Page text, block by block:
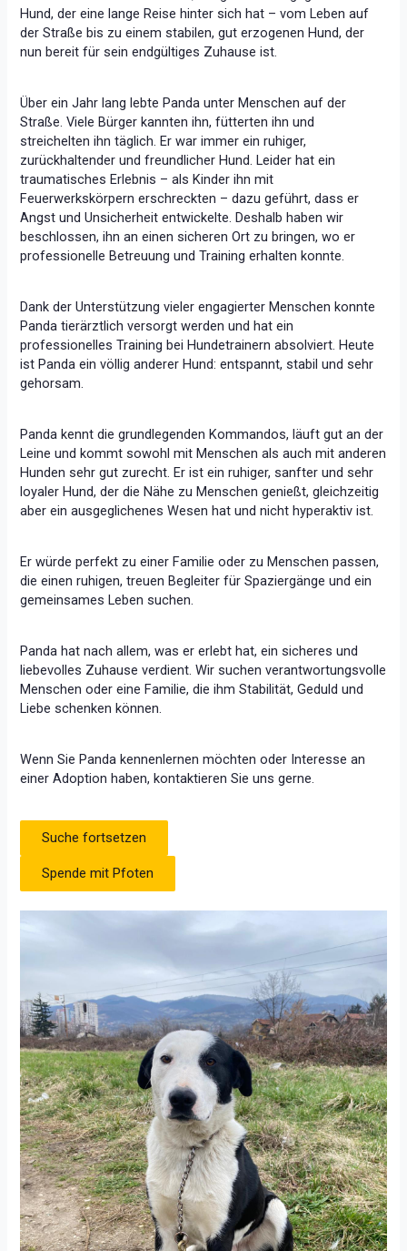
Hund, der eine lange Reise hinter sich hat – vom Leben auf
der Straße bis zu einem stabilen, gut erzogenen Hund, der
nun bereit für sein endgültiges Zuhause ist.
Über ein Jahr lang lebte Panda unter Menschen auf der
Straße. Viele Bürger kannten ihn, fütterten ihn und
streichelten ihn täglich. Er war immer ein ruhiger,
zurückhaltender und freundlicher Hund. Leider hat ein
traumatisches Erlebnis – als Kinder ihn mit
Feuerwerkskörpern erschreckten – dazu geführt, dass er
Angst und Unsicherheit entwickelte. Deshalb haben wir
beschlossen, ihn an einen sicheren Ort zu bringen, wo er
professionelle Betreuung und Training erhalten konnte.
Dank der Unterstützung vieler engagierter Menschen konnte
Panda tierärztlich versorgt werden und hat ein
professionelles Training bei Hundetrainern absolviert. Heute
ist Panda ein völlig anderer Hund: entspannt, stabil und sehr
gehorsam.
Panda kennt die grundlegenden Kommandos, läuft gut an der
Leine und kommt sowohl mit Menschen als auch mit anderen
Hunden sehr gut zurecht. Er ist ein ruhiger, sanfter und sehr
loyaler Hund, der die Nähe zu Menschen genießt, gleichzeitig
aber ein ausgeglichenes Wesen hat und nicht hyperaktiv ist.
Er würde perfekt zu einer Familie oder zu Menschen passen,
die einen ruhigen, treuen Begleiter für Spaziergänge und ein
gemeinsames Leben suchen.
Panda hat nach allem, was er erlebt hat, ein sicheres und
liebevolles Zuhause verdient. Wir suchen verantwortungsvolle
Menschen oder eine Familie, die ihm Stabilität, Geduld und
Liebe schenken können.
Wenn Sie Panda kennenlernen möchten oder Interesse an
einer Adoption haben, kontaktieren Sie uns gerne.
Suche fortsetzen
Spende mit Pfoten